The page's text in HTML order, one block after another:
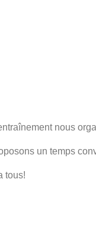
nous
un temps
tous!